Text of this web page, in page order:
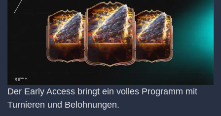
Der Early Access bringt ein volles Programm mit
Turnieren und Belohnungen.